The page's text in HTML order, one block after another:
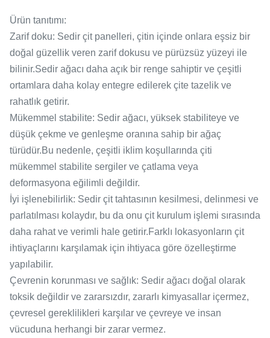
Ürün tanıtımı:
Zarif doku: Sedir çit panelleri, çitin içinde onlara eşsiz bir
doğal güzellik veren zarif dokusu ve pürüzsüz yüzeyi ile
bilinir.Sedir ağacı daha açık bir renge sahiptir ve çeşitli
ortamlara daha kolay entegre edilerek çite tazelik ve
rahatlık getirir.
Mükemmel stabilite: Sedir ağacı, yüksek stabiliteye ve
düşük çekme ve genleşme oranına sahip bir ağaç
türüdür.Bu nedenle, çeşitli iklim koşullarında çiti
mükemmel stabilite sergiler ve çatlama veya
deformasyona eğilimli değildir.
İyi işlenebilirlik: Sedir çit tahtasının kesilmesi, delinmesi ve
parlatılması kolaydır, bu da onu çit kurulum işlemi sırasında
daha rahat ve verimli hale getirir.Farklı lokasyonların çit
ihtiyaçlarını karşılamak için ihtiyaca göre özelleştirme
yapılabilir.
Çevrenin korunması ve sağlık: Sedir ağacı doğal olarak
toksik değildir ve zararsızdır, zararlı kimyasallar içermez,
çevresel gereklilikleri karşılar ve çevreye ve insan
vücuduna herhangi bir zarar vermez.